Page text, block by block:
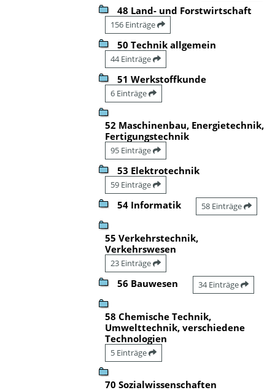
48 Land- und Forstwirtschaft
156 Einträge
50 Technik allgemein
44 Einträge
51 Werkstoffkunde
6 Einträge
52 Maschinenbau, Energietechnik,
Fertigungstechnik
95 Einträge
53 Elektrotechnik
59 Einträge
54 Informatik 58 Einträge
55 Verkehrstechnik,
Verkehrswesen
23 Einträge
56 Bauwesen 34 Einträge
58 Chemische Technik,
Umwelttechnik, verschiedene
Technologien
5 Einträge
70 Sozialwissenschaften